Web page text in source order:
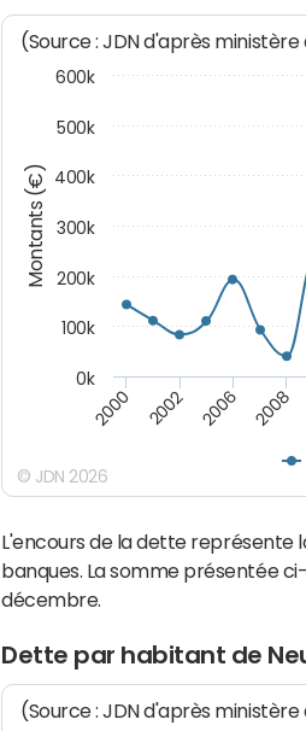
Montants (€)
(Source : JDN d'après
2000 2002 2006 2008
0k
100k
200k
300k
400k
500k
600k
© JDN 2026
L'encours de la dette représente
banques. La somme présentée
décembre.
Dette par habitant de
(Source : JDN d'après